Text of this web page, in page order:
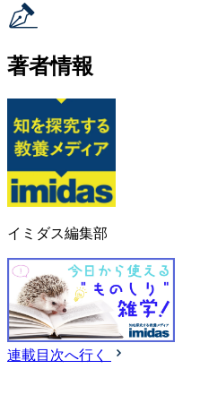
著者情報
イミダス編集部
連載目次へ行く